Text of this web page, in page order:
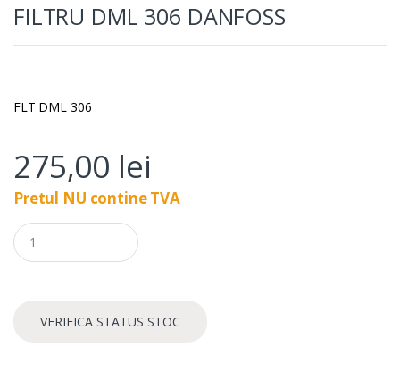
FILTRU DML 306 DANFOSS
FLT DML 306
275,00 lei
Pretul NU contine TVA
Q
u
a
VERIFICA STATUS STOC